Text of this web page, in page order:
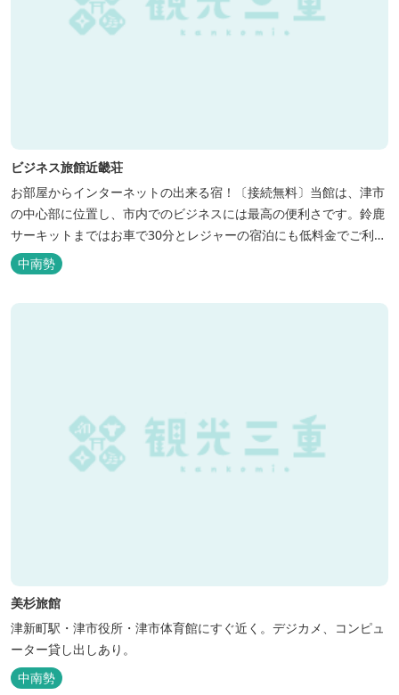
ビジネス旅館近畿荘
お部屋からインターネットの出来る宿！〔接続無料〕当館は、津市
の中心部に位置し、市内でのビジネスには最高の便利さです。鈴鹿
サーキットまではお車で30分とレジャーの宿泊にも低料金でご利用
いただけます。
中南勢
美杉旅館
津新町駅・津市役所・津市体育館にすぐ近く。デジカメ、コンピュ
ーター貸し出しあり。
中南勢